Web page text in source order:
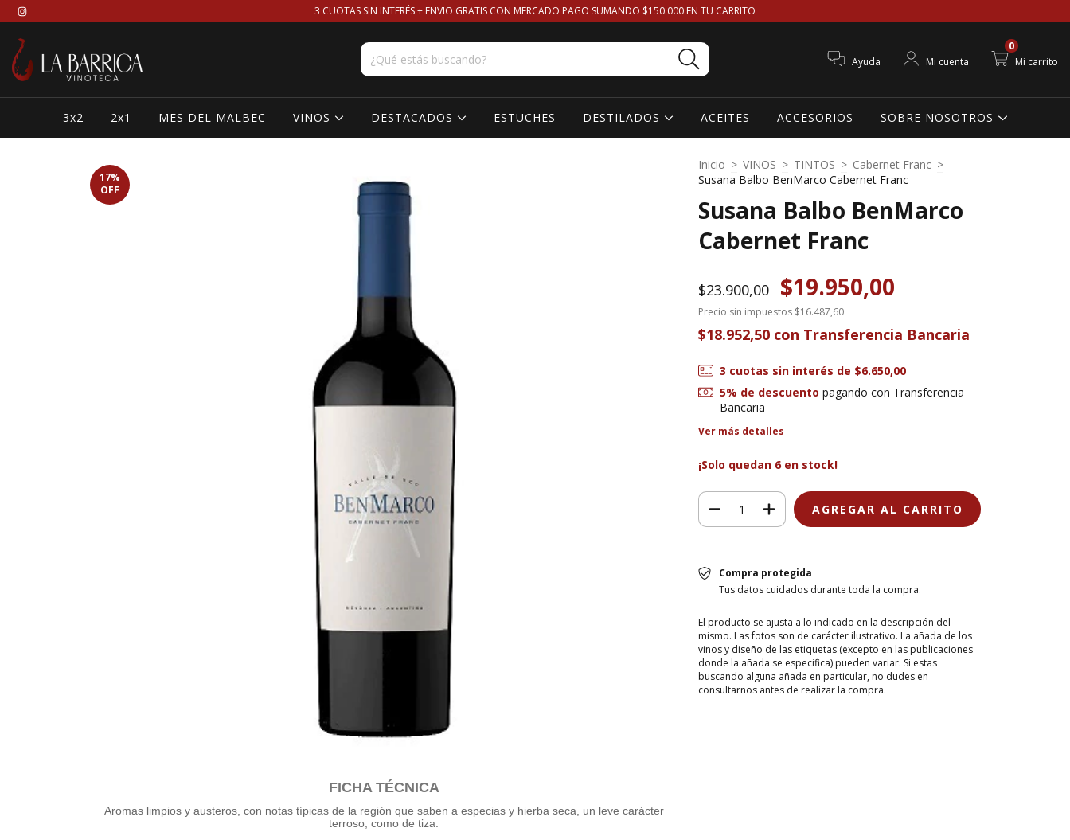
3 CUOTAS SIN INTERÉS + ENVIO GRATIS CON MERCADO PAGO SUMANDO $150.000 EN TU CARRITO
Ayuda Mi cuenta Mi carrito
0
3x2 2x1 MES DEL MALBEC VINOS DESTACADOS ESTUCHES DESTILADOS ACEITES ACCESORIOS SOBRE NOSOTROS
17%
OFF
FICHA TÉCNICA
Aromas limpios y austeros, con notas típicas de la región que saben a especias y hierba seca, un leve carácter
terroso, como de tiza.
Inicio > VINOS > TINTOS > Cabernet Franc >
Susana Balbo BenMarco Cabernet Franc
Susana Balbo BenMarco
Cabernet Franc
$23.900,00 $19.950,00
Precio sin impuestos $16.487,60
$18.952,50 con Transferencia Bancaria
3 cuotas sin interés de $6.650,00
5% de descuento pagando con Transferencia
Bancaria
Ver más detalles
¡Solo quedan 6 en stock!
Compra protegida
Tus datos cuidados durante toda la compra.
El producto se ajusta a lo indicado en la descripción del
mismo. Las fotos son de carácter ilustrativo. La añada de los
vinos y diseño de las etiquetas (excepto en las publicaciones
donde la añada se especifica) pueden variar. Si estas
buscando alguna añada en particular, no dudes en
consultarnos antes de realizar la compra.